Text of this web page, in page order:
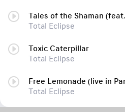
Tales of the Shaman
Total Eclipse
Toxic Caterpillar
Total Eclipse
Free Lemonade (live in
Total Eclipse